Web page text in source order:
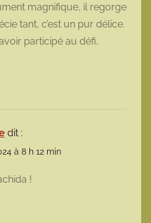
magnifique, il regorge
tant, c’est un pur délice.
participé au défi,
dit :
à 8 h 12 min
!